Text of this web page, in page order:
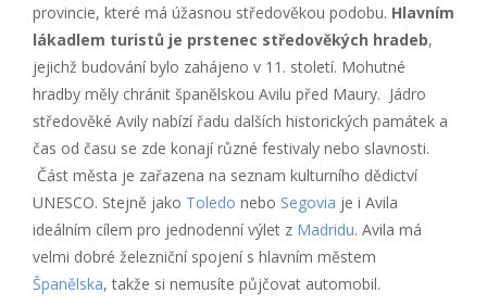
provincie, které má úžasnou středověkou podobu. Hlavním
lákadlem turistů je prstenec středověkých hradeb,
jejichž budování bylo zahájeno v 11. století. Mohutné
hradby měly chránit španělskou Avilu před Maury. Jádro
středověké Avily nabízí řadu dalších historických památek a
čas od času se zde konají různé festivaly nebo slavnosti.
Část města je zařazena na seznam kulturního dědictví
UNESCO. Stejně jako Toledo nebo Segovia je i Avila
ideálním cílem pro jednodenní výlet z Madridu. Avila má
velmi dobré železniční spojení s hlavním městem
Španělska, takže si nemusíte půjčovat automobil.